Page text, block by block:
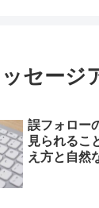
セージ
誤フォロー
見られるこ
え方と自然